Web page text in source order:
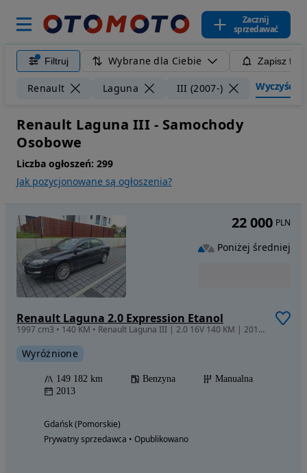
Zacznij
sprzedawać
Filtruj Wybrane dla Ciebie Zapisz
Renault Laguna III (2007-) Wyczyść
Renault Laguna III - Samochody
Osobowe
Liczba ogłoszeń: 299
Jak pozycjonowane są ogłoszenia?
Renault Laguna 2.0 Expression Etanol
1997 cm3 • 140 KM • Renault Laguna III | 2.0 16V 140 KM | 2013 | I właściciel |
Wyróżnione
149 182 km Benzyna
Manualna
2013
Gdańsk (Pomorskie)
Prywatny sprzedawca • Opublikowano
22 000 PLN
Poniżej średniej